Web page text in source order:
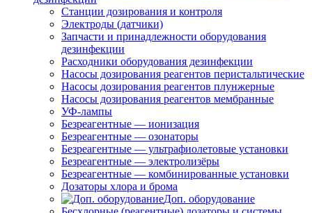
Станции дозирования и контроля
Электроды (датчики)
Запчасти и принадлежности оборудования
дезинфекции
Расходники оборудования дезинфекции
Насосы дозирования реагентов перистальтические
Насосы дозирования реагентов плунжерные
Насосы дозирования реагентов мембранные
УФ-лампы
Безреагентные — ионизация
Безреагентные — озонаторы
Безреагентные — ультрафиолетовые установки
Безреагентные — электролизёры
Безреагентные — комбинированные установки
Дозаторы хлора и брома
Доп. оборудование